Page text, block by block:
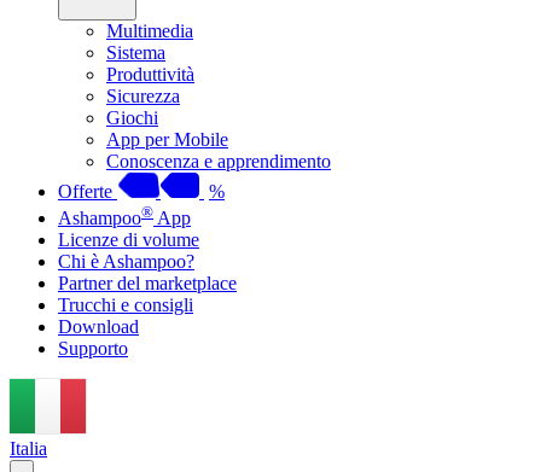
Multimedia
Sistema
Produttività
Sicurezza
Giochi
App per Mobile
Conoscenza e apprendimento
Offerte
%
Ashampoo® App
Licenze di volume
Chi è Ashampoo?
Partner del marketplace
Trucchi e consigli
Download
Supporto
Italia